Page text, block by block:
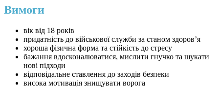
Вимоги
вік від 18 років
придатність до військової служби за станом здоров’я
хороша фізична форма та стійкість до стресу
бажання вдосконалюватися, мислити гнучко та шукати
нові підходи
відповідальне ставлення до заходів безпеки
висока мотивація знищувати ворога